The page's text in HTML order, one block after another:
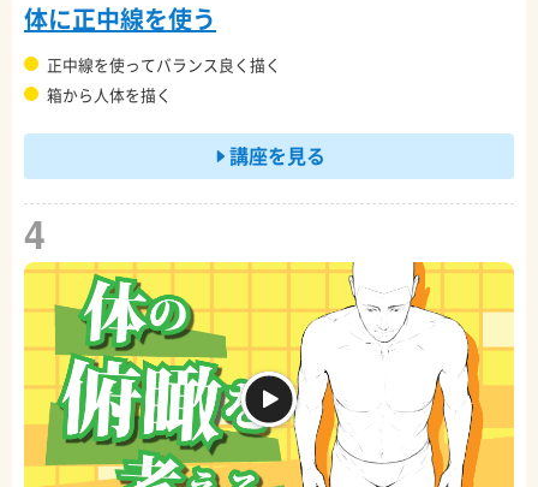
体に正中線を使う
正中線を使ってバランス良く描く
箱から人体を描く
講座を見る
4